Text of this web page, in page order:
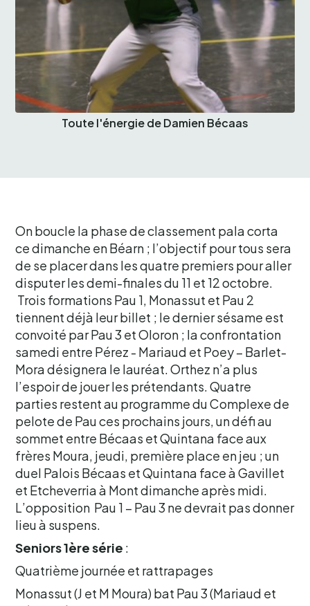
Toute l'énergie de Damien Bécaas
On boucle la phase de classement pala corta
ce dimanche en Béarn ; l’objectif pour tous sera
de se placer dans les quatre premiers pour aller
disputer les demi-finales du 11 et 12 octobre.
Trois formations Pau 1, Monassut et Pau 2
tiennent déjà leur billet ; le dernier sésame est
convoité par Pau 3 et Oloron ; la confrontation
samedi entre Pérez - Mariaud et Poey – Barlet-
Mora désignera le lauréat. Orthez n’a plus
l’espoir de jouer les prétendants. Quatre
parties restent au programme du Complexe de
pelote de Pau ces prochains jours, un défi au
sommet entre Bécaas et Quintana face aux
frères Moura, jeudi, première place en jeu ; un
duel Palois Bécaas et Quintana face à Gavillet
et Etcheverria à Mont dimanche après midi.
L’opposition Pau 1 – Pau 3 ne devrait pas donner
lieu à suspens.
Seniors 1ère série :
Quatrième journée et rattrapages
Monassut (J et M Moura) bat Pau 3 (Mariaud et